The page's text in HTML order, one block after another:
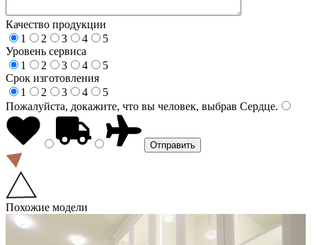
Качество продукции
1
2 3 4
5
Уровень сервиса
1
2 3 4
5
Срок изготовления
1
2 3 4
5
Пожалуйста, докажите, что вы человек, выбрав Сердце.
Похожие модели